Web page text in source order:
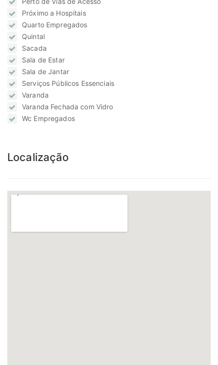
Próximo a Hospitais
Quarto Empregados
Quintal
Sacada
Sala de Estar
Sala de Jantar
Serviços Públicos Essenciais
Varanda
Varanda Fechada com Vidro
Wc Empregados
Localização